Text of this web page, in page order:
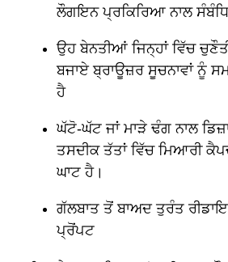
ਲੌਗਇਨ ਪ੍ਰਕਿਰਿਆ ਨਾਲ
ਉਹ ਬੇਨਤੀਆਂ ਜਿਨ੍ਹਾਂ ਵਿੱਚ
ਬਜਾਏ ਬ੍ਰਾਊਜ਼ਰ ਸੂਚਨਾਵਾਂ ਨੂੰ
ਹੈ
ਘੱਟੋ-ਘੱਟ ਜਾਂ ਮਾੜੇ ਢੰਗ ਨਾਲ
ਤਸਦੀਕ ਤੱਤਾਂ ਵਿੱਚ ਮਿਆਰੀ
ਘਾਟ ਹੈ।
ਗੱਲਬਾਤ ਤੋਂ ਬਾਅਦ ਤੁਰੰਤ
ਪ੍ਰੋਂਪਟ